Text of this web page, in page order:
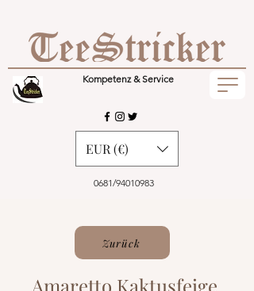
Kompetenz & Service
0681/94010983
EUR (€)
Zurück
Amaretto Kaktusfeige